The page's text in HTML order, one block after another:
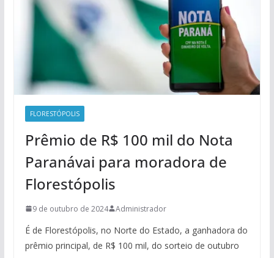
FLORESTÓPOLIS
Prêmio de R$ 100 mil do Nota
Paranávai para moradora de
Florestópolis
9 de outubro de 2024 Administrador
É de Florestópolis, no Norte do Estado, a ganhadora do
prêmio principal, de R$ 100 mil, do sorteio de outubro